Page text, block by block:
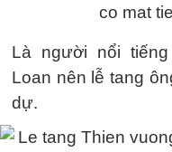
Là người nổi
Loan nên lễ tang
dự.